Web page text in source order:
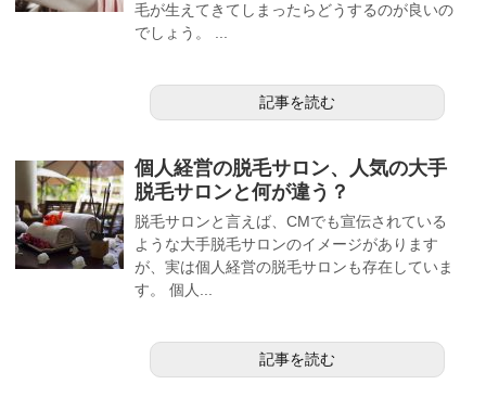
毛が生えてきてしまったらどうするのが良いの
でしょう。 ...
記事を読む
個人経営の脱毛サロン、人気の大手
脱毛サロンと何が違う？
脱毛サロンと言えば、CMでも宣伝されている
ような大手脱毛サロンのイメージがあります
が、実は個人経営の脱毛サロンも存在していま
す。 個人...
記事を読む